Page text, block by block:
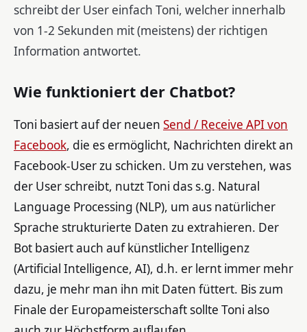
schreibt der User einfach Toni, welcher innerhalb
von 1-2 Sekunden mit (meistens) der richtigen
Information antwortet.
Wie funktioniert der Chatbot?
Toni basiert auf der neuen Send / Receive API von
Facebook, die es ermöglicht, Nachrichten direkt an
Facebook-User zu schicken. Um zu verstehen, was
der User schreibt, nutzt Toni das s.g. Natural
Language Processing (NLP), um aus natürlicher
Sprache strukturierte Daten zu extrahieren. Der
Bot basiert auch auf künstlicher Intelligenz
(Artificial Intelligence, AI), d.h. er lernt immer mehr
dazu, je mehr man ihn mit Daten füttert. Bis zum
Finale der Europameisterschaft sollte Toni also